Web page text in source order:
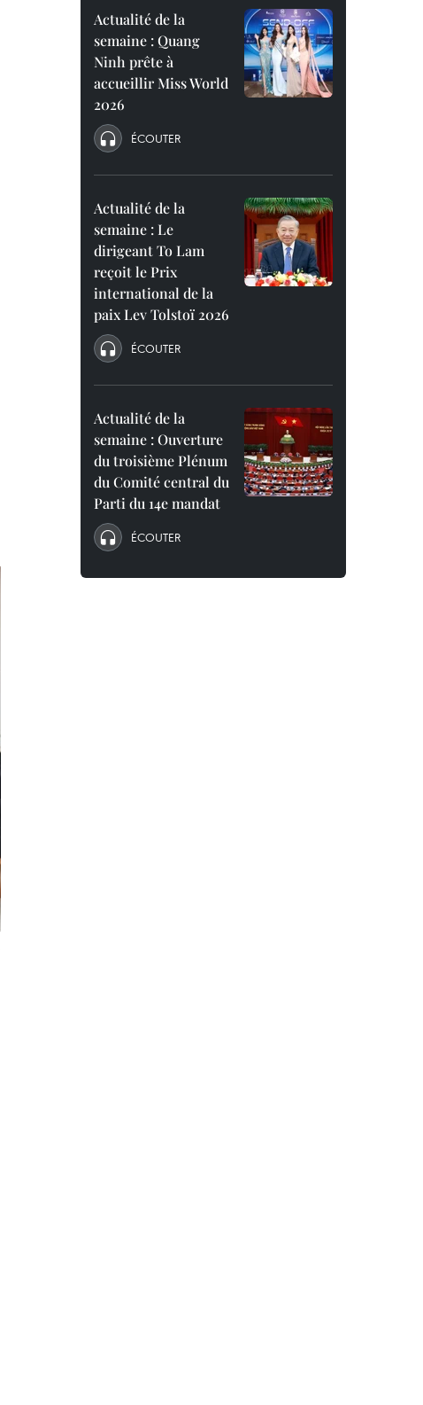
Actualité de la
semaine : Quang
Ninh prête à
accueillir Miss World
2026
ÉCOUTER
Actualité de la
semaine : Le
dirigeant To Lam
reçoit le Prix
international de la
paix Lev Tolstoï 2026
ÉCOUTER
Actualité de la
semaine : Ouverture
du troisième Plénum
du Comité central du
Parti du 14e mandat
ÉCOUTER